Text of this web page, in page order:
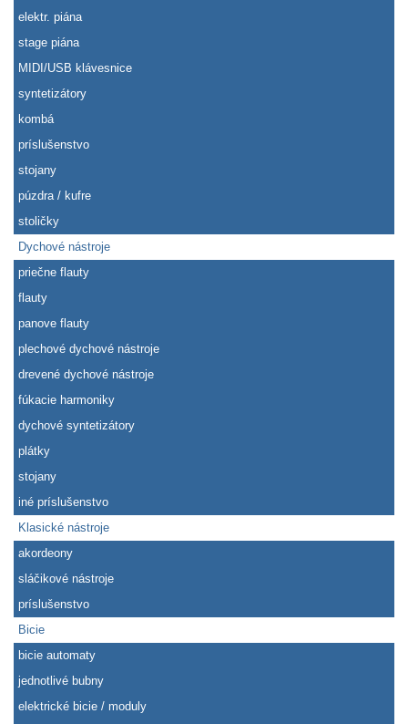
elektr. piána
stage piána
MIDI/USB klávesnice
syntetizátory
kombá
príslušenstvo
stojany
púzdra / kufre
stoličky
Dychové nástroje
priečne flauty
flauty
panove flauty
plechové dychové nástroje
drevené dychové nástroje
fúkacie harmoniky
dychové syntetizátory
plátky
stojany
iné príslušenstvo
Klasické nástroje
akordeony
sláčikové nástroje
príslušenstvo
Bicie
bicie automaty
jednotlivé bubny
elektrické bicie / moduly